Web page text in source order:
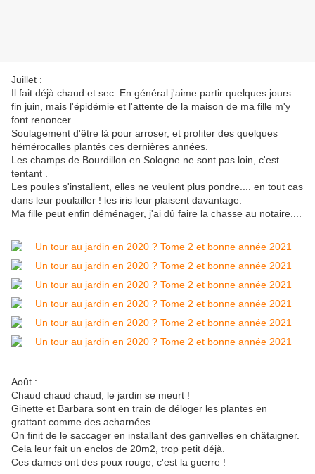
Juillet :
Il fait déjà chaud et sec. En général j'aime partir quelques jours
fin juin, mais l'épidémie et l'attente de la maison de ma fille m'y
font renoncer.
Soulagement d'être là pour arroser, et profiter des quelques
hémérocalles plantés ces dernières années.
Les champs de Bourdillon en Sologne ne sont pas loin, c'est
tentant .
Les poules s'installent, elles ne veulent plus pondre.... en tout cas
dans leur poulailler ! les iris leur plaisent davantage.
Ma fille peut enfin déménager, j'ai dû faire la chasse au notaire....
Août :
Chaud chaud chaud, le jardin se meurt !
Ginette et Barbara sont en train de déloger les plantes en
grattant comme des acharnées.
On finit de le saccager en installant des ganivelles en châtaigner.
Cela leur fait un enclos de 20m2, trop petit déjà.
Ces dames ont des poux rouge, c'est la guerre !